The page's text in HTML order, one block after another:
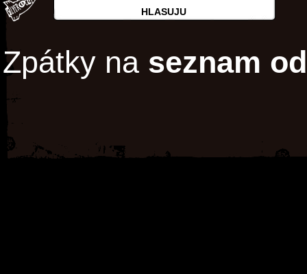
HLASUJU
Zpátky na seznam